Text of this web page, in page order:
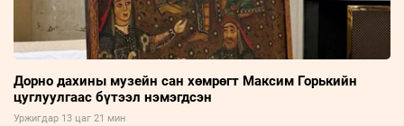
Дорно дахины музейн сан хөмрөгт Максим Горькийн
цуглуулгаас бүтээл нэмэгдсэн
Уржигдар 13 цаг 21 мин